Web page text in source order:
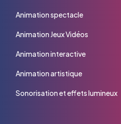
Animation spectacle
Animation Jeux Vidéos
Animation interactive
Animation artistique
Sonorisation et effets lumineux